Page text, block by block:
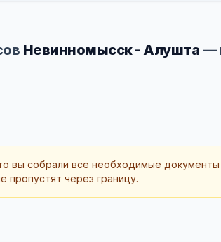
Невинномысск - Алушта —
вы собрали все необходимые
пропустят через границу.